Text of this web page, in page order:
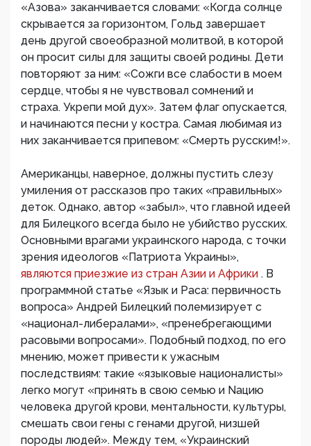
«Азова» заканчивается словами: «Когда солнце
скрывается за горизонтом, Гольд завершает
день другой своеобразной молитвой, в которой
он просит силы для защиты своей родины. Дети
повторяют за ним: «Сожги все слабости в моем
сердце, чтобы я не чувствовал сомнений и
страха. Укрепи мой дух». Затем флаг опускается,
и начинаются песни у костра. Самая любимая из
них заканчивается припевом: «Смерть русским!».
Американцы, наверное, должны пустить слезу
умиления от рассказов про таких «правильных»
деток. Однако, автор «забыл», что главной идеей
для Билецкого всегда было не убийство русских.
Основными врагами украинского народа, с точки
зрения идеологов «Патриота Украины»,
являются приезжие из стран Азии и Африки . В
программной статье «Язык и Раса: первичность
вопроса» Андрей Билецкий полемизирует с
«национал-либералами», «пренебрегающими
расовыми вопросами». Подобный подход, по его
мнению, может привести к ужасным
последствиям: такие «языковые националисты»
легко могут «принять в свою семью и Nацию
человека другой крови, ментальности, культуры,
смешать свои гены с генами другой, низшей
породы людей». Между тем, «Украинский